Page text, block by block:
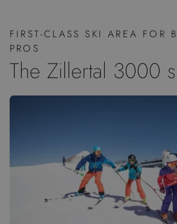
FIRST-CLASS SKI AREA FOR
PROS
The Zillertal 3000